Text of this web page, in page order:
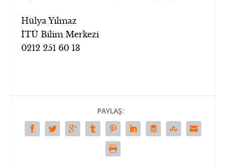
Hülya Yılmaz
İTÜ Bilim Merkezi
0212 251 60 13
PAYLAŞ: